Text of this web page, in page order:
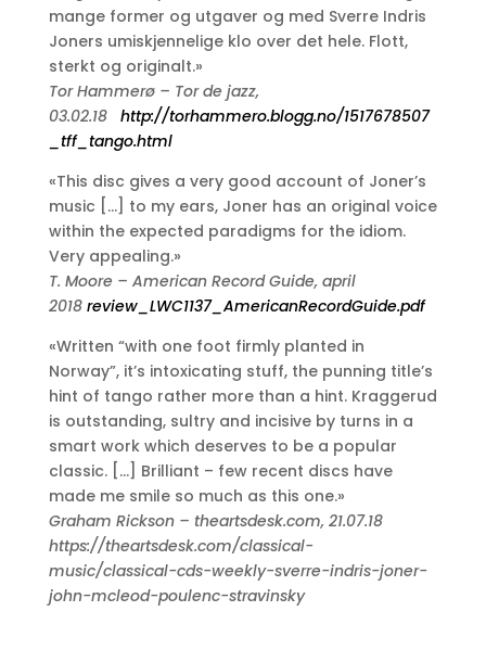
mange former og utgaver og med Sverre Indris
Joners umiskjennelige klo over det hele. Flott,
sterkt og originalt.»
Tor Hammerø – Tor de jazz,
03.02.18 http://torhammero.blogg.no/1517678507
_tff_tango.html
«This disc gives a very good account of Joner’s
music […] to my ears, Joner has an original voice
within the expected paradigms for the idiom.
Very appealing.»
T. Moore – American Record Guide, april
2018 review_LWC1137_AmericanRecordGuide.pdf
«Written “with one foot firmly planted in
Norway”, it’s intoxicating stuff, the punning title’s
hint of tango rather more than a hint. Kraggerud
is outstanding, sultry and incisive by turns in a
smart work which deserves to be a popular
classic. […] Brilliant – few recent discs have
made me smile so much as this one.»
Graham Rickson – theartsdesk.com, 21.07.18
https://theartsdesk.com/classical-
music/classical-cds-weekly-sverre-indris-joner-
john-mcleod-poulenc-stravinsky